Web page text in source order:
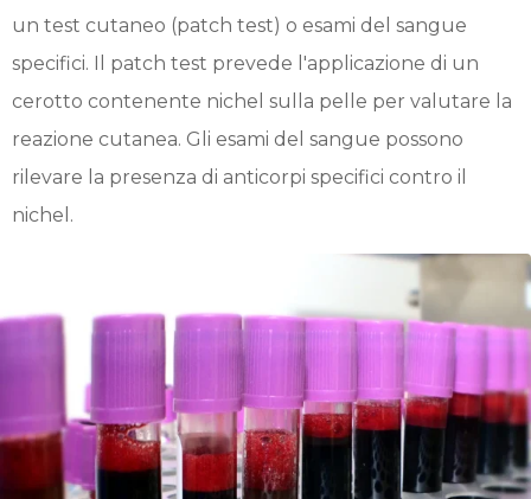
un test cutaneo (patch test) o esami del sangue
specifici. Il patch test prevede l'applicazione di un
cerotto contenente nichel sulla pelle per valutare la
reazione cutanea. Gli esami del sangue possono
rilevare la presenza di anticorpi specifici contro il
nichel.